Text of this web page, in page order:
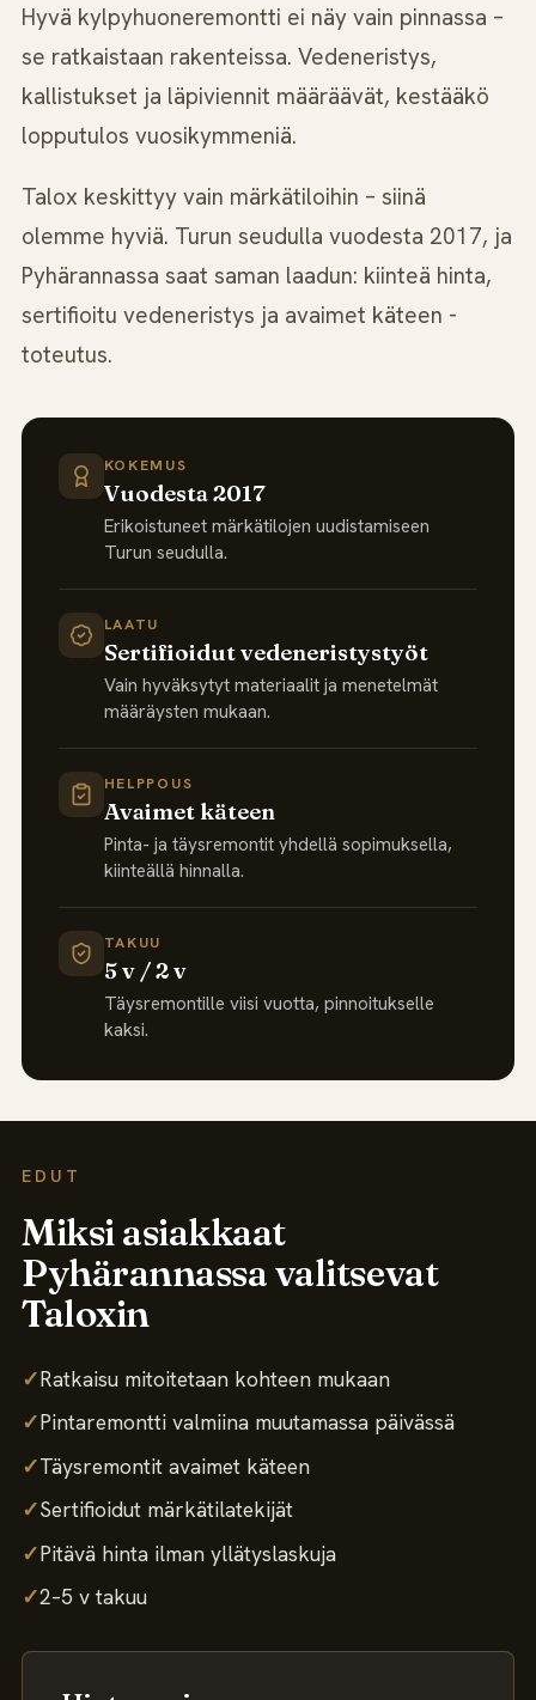
Hyvä kylpyhuoneremontti ei näy vain pinnassa –
se ratkaistaan rakenteissa. Vedeneristys,
kallistukset ja läpiviennit määräävät, kestääkö
lopputulos vuosikymmeniä.
Talox keskittyy vain märkätiloihin – siinä
olemme hyviä. Turun seudulla vuodesta 2017, ja
Pyhärannassa saat saman laadun: kiinteä hinta,
sertifioitu vedeneristys ja avaimet käteen -
toteutus.
KOKEMUS
Vuodesta 2017
Erikoistuneet märkätilojen uudistamiseen
Turun seudulla.
LAATU
Sertifioidut vedeneristystyöt
Vain hyväksytyt materiaalit ja menetelmät
määräysten mukaan.
HELPPOUS
Avaimet käteen
Pinta- ja täysremontit yhdellä sopimuksella,
kiinteällä hinnalla.
TAKUU
5 v / 2 v
Täysremontille viisi vuotta, pinnoitukselle
kaksi.
EDUT
Miksi asiakkaat
Pyhärannassa valitsevat
Taloxin
✓Ratkaisu mitoitetaan kohteen mukaan
✓Pintaremontti valmiina muutamassa päivässä
✓Täysremontit avaimet käteen
✓Sertifioidut märkätilatekijät
✓Pitävä hinta ilman yllätyslaskuja
✓2–5 v takuu